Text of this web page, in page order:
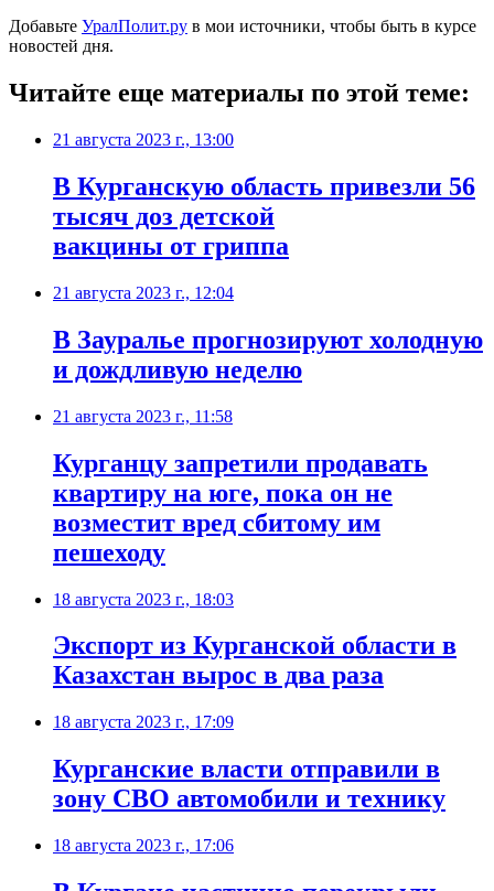
Добавьте УралПолит.ру в мои источники, чтобы быть в курсе
новостей дня.
Читайте еще материалы по этой теме:
21 августа 2023 г., 13:00
В Курганскую область привезли 56
тысяч доз детской
вакцины от гриппа
21 августа 2023 г., 12:04
В Зауралье прогнозируют холодную
и дождливую неделю
21 августа 2023 г., 11:58
Курганцу запретили продавать
квартиру на юге, пока он не
возместит вред сбитому им
пешеходу
18 августа 2023 г., 18:03
Экспорт из Курганской области в
Казахстан вырос в два раза
18 августа 2023 г., 17:09
Курганские власти отправили в
зону СВО автомобили и технику
18 августа 2023 г., 17:06